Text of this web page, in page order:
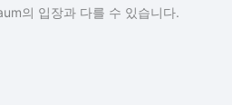
의 입장과 다를 수 있습니다.